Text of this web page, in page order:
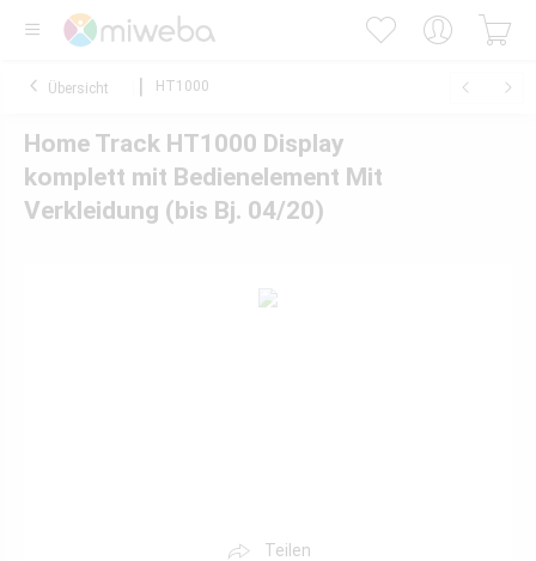
Übersicht HT1000
Home Track HT1000 Display
komplett mit Bedienelement Mit
Verkleidung (bis Bj. 04/20)
Teilen